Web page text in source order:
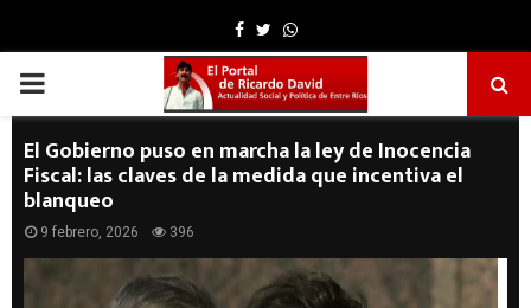
Facebook
TwitterWhatsapp
PRIMARY
MENU
El Gobierno puso en marcha la ley de Inocencia
Fiscal: las claves de la medida que incentiva el
blanqueo
9 febrero, 2026 396